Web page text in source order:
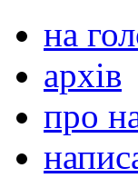
на
архів
про